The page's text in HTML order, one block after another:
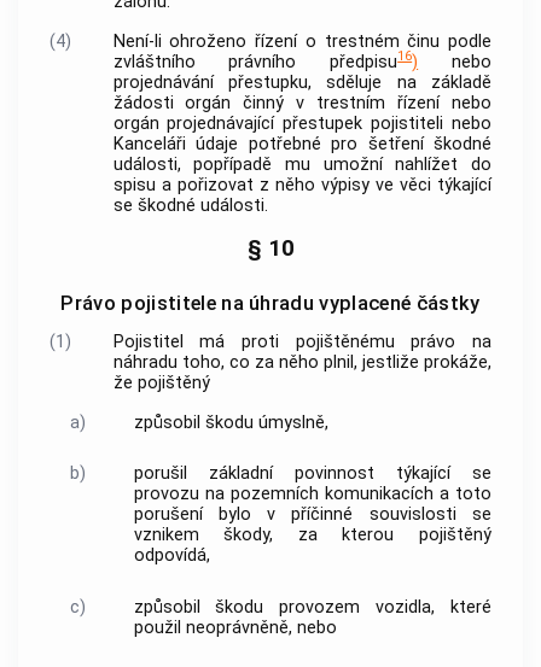
(4)
Není-li ohroženo řízení o trestném činu podle
zvláštního právního předpisu16) nebo
projednávání přestupku, sděluje na základě
žádostiorgán činný v trestním řízenínebo
orgán projednávajícípřestupek pojistiteli nebo
Kanceláři údaje potřebné pro šetření škodné
události, popřípadě mu umožní nahlížet do
spisu a pořizovat z něho výpisy ve věci týkající
se škodné události.
§ 10
Právo pojistitele na úhradu vyplacené částky
(1)
Pojistitel má proti pojištěnému právo na
náhradu toho, co za něho plnil, jestliže prokáže,
že pojištěný
a)
způsobil škodu úmyslně,
b)
porušil základní povinnost týkající se
provozu na pozemních komunikacích a toto
porušení bylo v příčinné souvislosti se
vznikem škody, za kterou pojištěný
odpovídá,
c)
způsobil škodu provozem vozidla, které
použil neoprávněně, nebo